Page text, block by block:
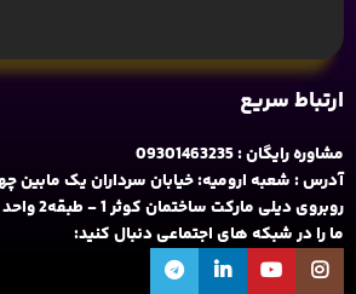
ارتباط سریع
مشاوره رایگان : 09301463235
آدرس : شعبه ارومیه: خیابان سرداران یک مابین
روبروی دیلی مارکت ساختمان کوثر 1 - طبقه2 واحد 4
ما را در شبکه های اجتماعی دنبال کنید: